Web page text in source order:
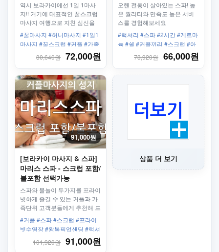
역시 보라카이에선 1일 1마사
지!! 거기에 대표적인 꿀스크럽
마사지 여행으로 지친 심신을
풀어줄 꿀같은 허니마사지!
#꿀마사지 #허니마사지 #1일1
마사지 #꿀스크럽 #커플 #가족
#샤워 #세탁건조 #보모서비스
80,640원 72,000원
오랜 전통이 살아있는 스파! 높
은 퀄리티와 만족도 높은 서비
스를 경험해보세요
#럭셔리 #스파 #2시간 #게르마
늄 #쉘 #커플끼리 #스크럽 #아
73,920원 66,000원
91,000원
[보라카이 마사지 & 스파]
마리스 스파 - 스크럽 포함/
불포함 선택가능
스파와 물놀이 두가지를 프라이
빗하게 즐길 수 있는 커플과 가
족단위 고객분들에게 추천해 드
리는 상품!!
#커플 #스파 #스크럽 #프라이
빗수영장 #왕복픽업샌딩 #럭셔
리스파 #페어웨이즈
101,920원 91,000원
상품 더 보기